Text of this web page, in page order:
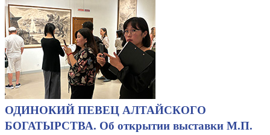
ОДИНОКИЙ ПЕВЕЦ АЛТАЙСКОГО
БОГАТЫРСТВА. Об открытии выставки М.П.